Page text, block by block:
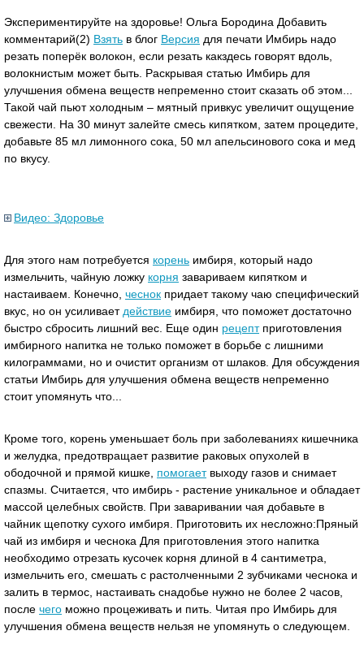
Экспериментируйте на здоровье! Ольга Бородина Добавить
комментарий(2) Взять в блог Версия для печати Имбирь надо
резать поперёк волокон, если резать какздесь говорят вдоль,
волокнистым может быть. Раскрывая статью Имбирь для
улучшения обмена веществ непременно стоит сказать об этом...
Такой чай пьют холодным – мятный привкус увеличит ощущение
свежести. На 30 минут залейте смесь кипятком, затем процедите,
добавьте 85 мл лимонного сока, 50 мл апельсинового сока и мед
по вкусу.
Видео: Здоровье
Для этого нам потребуется корень имбиря, который надо
измельчить, чайную ложку корня завариваем кипятком и
настаиваем. Конечно, чеснок придает такому чаю специфический
вкус, но он усиливает действие имбиря, что поможет достаточно
быстро сбросить лишний вес. Еще один рецептприготовления
имбирного напитка не только поможет в борьбе с лишними
килограммами, но и очистит организм от шлаков. Для обсуждения
статьи Имбирь для улучшения обмена веществ непременно
стоит упомянуть что...
Кроме того, корень уменьшает боль при заболеваниях кишечника
и желудка, предотвращает развитие раковых опухолей в
ободочной и прямой кишке, помогаетвыходу газов и снимает
спазмы. Считается, что имбирь - растение уникальное и обладает
массой целебных свойств. При заваривании чая добавьте в
чайник щепотку сухого имбиря. Приготовить их несложно:Пряный
чай из имбиря и чеснока Для приготовления этого напитка
необходимо отрезать кусочек корня длиной в 4 сантиметра,
измельчить его, смешать с растолченными 2 зубчиками чеснока и
залить в термос, настаивать снадобье нужно не более 2 часов,
после чего можно процеживать и пить. Читая про Имбирь для
улучшения обмена веществ нельзя не упомянуть о следующем.